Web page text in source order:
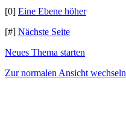
[0] Eine Ebene höher
[#] Nächste Seite
Neues Thema starten
Zur normalen Ansicht wechseln